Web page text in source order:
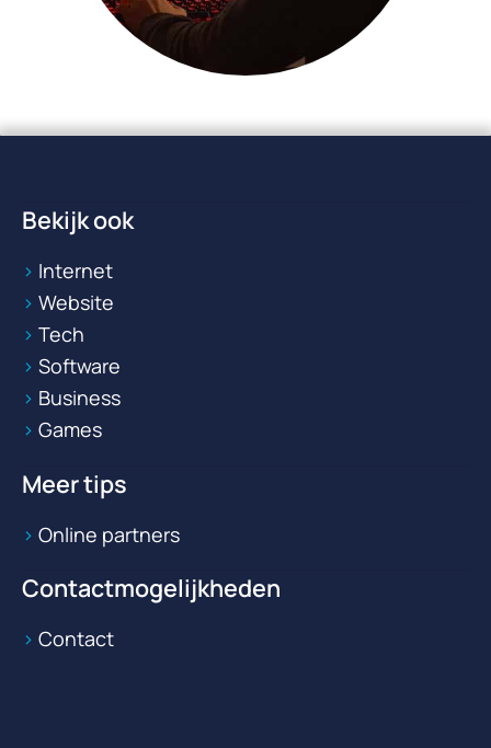
Bekijk ook
Internet
Website
Tech
Software
Business
Games
Meer tips
Online partners
Contactmogelijkheden
Contact